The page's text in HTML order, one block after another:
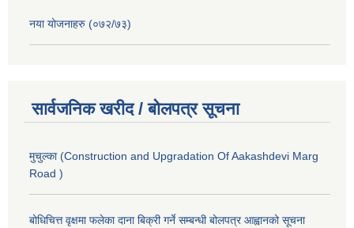
नया योजनाहरु (०७२/७३)
सार्वजनिक खरीद / बोलपत्र सूचना
मुचुल्का (Construction and Upgradation Of Aakashdevi Marg
Road )
बोधिचित्त वृक्षमा फलेका दाना बिक्री गर्ने सम्बन्धी बोलपत्र आह्वानको सूचना